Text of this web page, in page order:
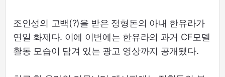
조인성의 고백(?)을 받은 정형돈의 아내 한유라가
연일 화제다. 이에 이번에는 한유라의 과거 CF모델
활동 모습이 담겨 있는 광고 영상까지 공개됐다.